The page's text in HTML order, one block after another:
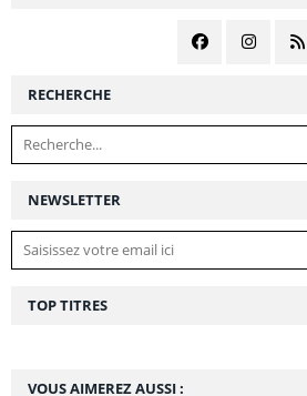
NEWSLETTER
RECHERCHE
VOUS AIMEREZ AUSSI :
TOP TITRES